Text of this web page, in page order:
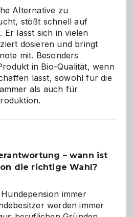
für
Hunde
im
eigenen
Zuhause
Alternative zu
stößt schnell auf
Er lässt sich in vielen
dosieren und bringt
mit. Besonders
in Bio-Qualität, wenn
lässt, sowohl für die
als auch für
– wann ist
die richtige Wahl?
immer
werden immer